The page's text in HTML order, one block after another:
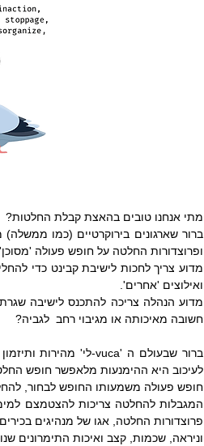
מתי אנחנו טובים בהאצת קבלת החלטות?
ופרוצדורות החלטה על חופש פעולה
ואילוצים 'אחרים'.
חשובה מאיכותה או מגיבוי רחב  לגביה?
לעיכוב היא ההימנעות מלאפשר חופש
חופש פעולה משמעותו החופש לבחור,
פרוצדורות החלטה, אגו של מנהיגים
וניראה, שכמות, קצב ואיכות התימרונים